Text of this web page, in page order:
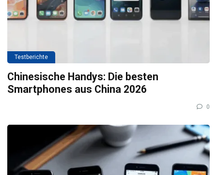
Testberichte
Chinesische Handys: Die besten
Smartphones aus China 2026
0